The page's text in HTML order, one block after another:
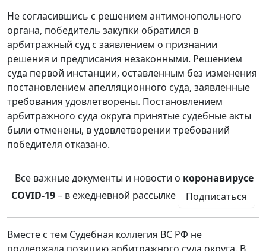
Не согласившись с решением антимонопольного
органа, победитель закупки обратился в
арбитражный суд с заявлением о признании
решения и предписания незаконными. Решением
суда первой инстанции, оставленным без изменения
постановлением апелляционного суда, заявленные
требования удовлетворены. Постановлением
арбитражного суда округа принятые судебные акты
были отменены, в удовлетворении требований
победителя отказано.
Все важные документы и новости о коронавирусе
COVID-19– в ежедневной рассылке Подписаться
Вместе с тем Судебная коллегия ВС РФ не